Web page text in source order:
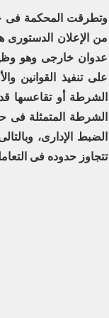
من الإعلان الدستورى
عدوان خارجى وهو
الشرطة أو تقاعسها
الشرطة المتمثلة فى
الضبط الإدارى،
تتجاوز حدوده فى